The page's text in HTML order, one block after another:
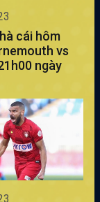
cái hôm
vs
ngày